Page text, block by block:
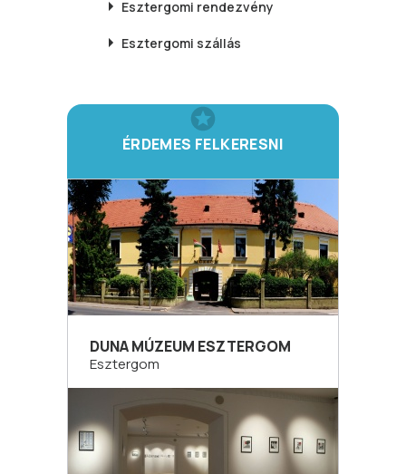
Esztergomi rendezvény
Esztergomi szállás
ÉRDEMES FELKERESNI
DUNA MÚZEUM ESZTERGOM
Esztergom